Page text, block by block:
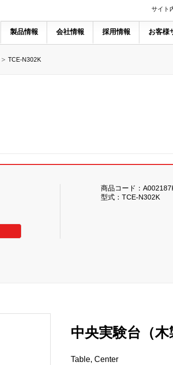
サイト
製品情報 会社情報 採用情報 お客様
TCE-N302K
商品コード：
型式：TCE-N302K
中央実験台（木
Table, Center